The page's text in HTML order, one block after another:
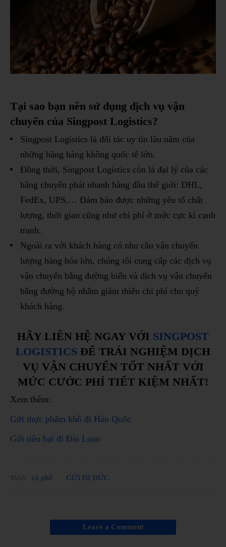
Tại sao bạn nên sử dụng dịch vụ vận
chuyển của Singpost Logistics?
Singpost Logistics là đối tác uy tín lâu năm của
những hãng hàng không quốc tế lớn.
Đồng thời, Singpost Logistics còn là đại lý của các
hãng chuyển phát nhanh hàng đầu thế giới: DHL,
FedEx, UPS,… Đảm bảo được những yếu tố chất
lượng, thời gian cũng như chi phí ở mức cực kì cạnh
tranh.
Ngoài ra với khách hàng có nhu cầu vận chuyển
lượng hàng hóa lớn, chúng tôi cung cấp các dịch vụ
vận chuyển bằng đường biển và dịch vụ vận chuyển
bằng đường bộ nhằm giảm thiểu chi phí cho quý
khách hàng.
HÃY LIÊN HỆ NGAY VỚI SINGPOST
LOGISTICS ĐỂ TRẢI NGHIỆM DỊCH
VỤ VẬN CHUYỂN TỐT NHẤT VỚI
MỨC CƯỚC PHÍ TIẾT KIỆM NHẤT!
Xem thêm:
Gửi thực phẩm khô đi Hàn Quốc
Gửi tiêu hạt đi Đài Loan
TAGS: cà phê GỬI ĐI ĐỨC
Leave a Comment